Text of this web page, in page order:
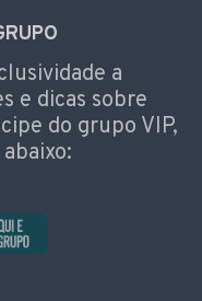
a
e dicas sobre
do grupo VIP,